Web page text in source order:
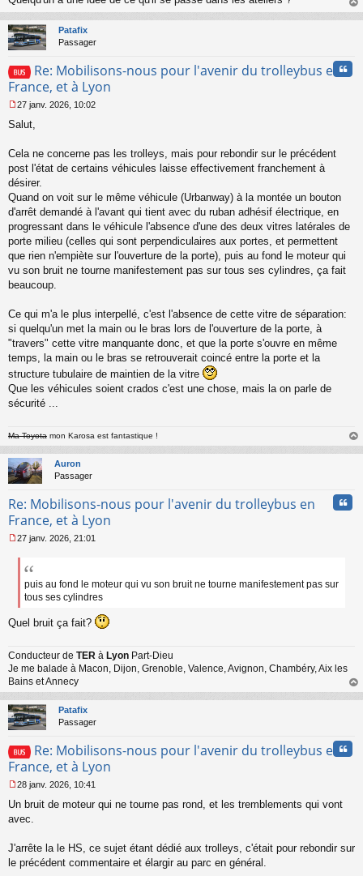
au
Patafix
Passager
Re: Mobilisons-nous pour l'avenir du trolleybus en
France, et à Lyon
e
s
g
e
n
o
n
u
27 janv. 2026, 10:02
Salut,
Cela ne concerne pas les trolleys, mais pour rebondir sur le précédent
post l'état de certains véhicules laisse effectivement franchement à
désirer.
Quand on voit sur le même véhicule (Urbanway) à la montée un bouton
d'arrêt demandé à l'avant qui tient avec du ruban adhésif électrique, en
progressant dans le véhicule l'absence d'une des deux vitres latérales de
porte milieu (celles qui sont perpendiculaires aux portes, et permettent
que rien n'empiète sur l'ouverture de la porte), puis au fond le moteur qui
vu son bruit ne tourne manifestement pas sur tous ses cylindres, ça fait
beaucoup.
Ce qui m'a le plus interpellé, c'est l'absence de cette vitre de séparation:
si quelqu'un met la main ou le bras lors de l'ouverture de la porte, à
"travers" cette vitre manquante donc, et que la porte s'ouvre en même
temps, la main ou le bras se retrouverait coincé entre la porte et la
structure tubulaire de maintien de la vitre
Que les véhicules soient crados c'est une chose, mais la on parle de
sécurité ...
Ma Toyota mon Karosa est fantastique !
au
Auron
Passager
Re: Mobilisons-nous pour l'avenir du trolleybus en
France, et à Lyon
e
g
e
n
l
u
27 janv. 2026, 21:01
puis au fond le moteur qui vu son bruit ne tourne manifestement pas sur
tous ses cylindres
Quel bruit ça fait?
Conducteur de TER à Lyon Part-Dieu
Je me balade à Macon, Dijon, Grenoble, Valence, Avignon, Chambéry, Aix les
Bains et Annecy
au
Patafix
Passager
Re: Mobilisons-nous pour l'avenir du trolleybus en
France, et à Lyon
e
s
g
e
28 janv. 2026, 10:41
Un bruit de moteur qui ne tourne pas rond, et les tremblements qui vont
avec.
J'arrête la le HS, ce sujet étant dédié aux trolleys, c'était pour rebondir sur
le précédent commentaire et élargir au parc en général.